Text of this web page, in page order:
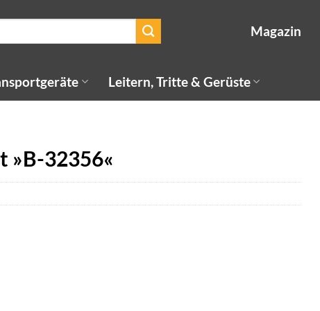
Magazin
Leitern, Tritte & Gerüste
»B-32356«